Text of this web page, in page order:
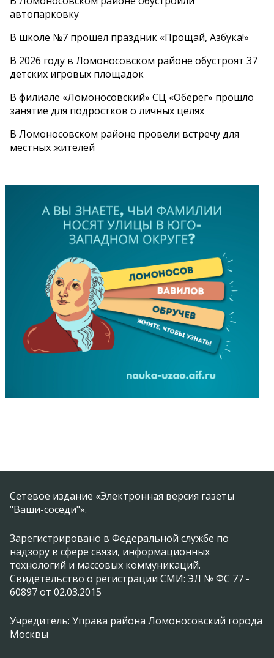
автопарковку
В школе №7 прошел праздник «Прощай, Азбука!»
В 2026 году в Ломоносовском районе обустроят 37
детских игровых площадок
В филиале «Ломоносовский» СЦ «Оберег» прошло
занятие для подростков о личных целях
В Ломоносовском районе провели встречу для
местных жителей
Сетевое издание «Электронная версия газеты
"Ваши-соседи"».
Зарегистрировано в Федеральной службе по
надзору в сфере связи, информационных
технологий и массовых коммуникаций.
Свидетельство о регистрации СМИ: ЭЛ № ФС 77 -
60897 от 02.03.2015
Учредитель: Управа района Ломоносовский города
Москвы